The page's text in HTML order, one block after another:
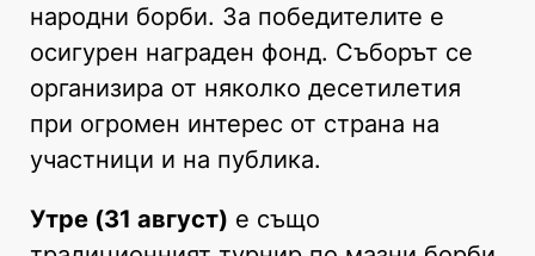
народни борби. За победителите е
осигурен награден фонд. Съборът се
организира от няколко десетилетия
при огромен интерес от страна на
участници и на публика.
Утре (31 август) е също